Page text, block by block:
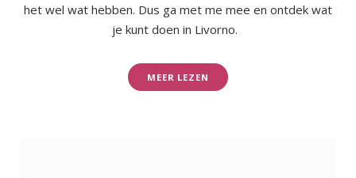
het wel wat hebben. Dus ga met me mee en ontdek wat
je kunt doen in Livorno.
MEER LEZEN